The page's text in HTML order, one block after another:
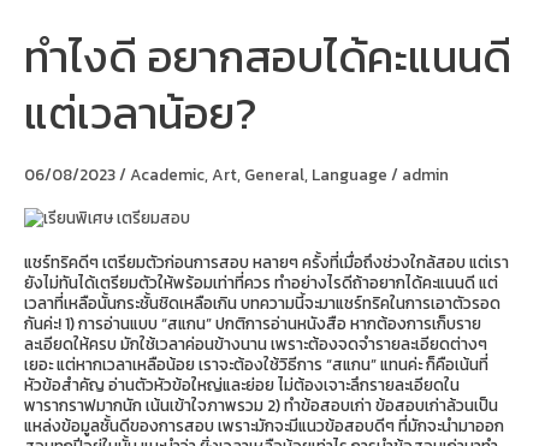
ทำไงดี อยากสอบได้คะแนนดี
แต่เวลาน้อย?
06/08/2023/Academic,Art, General, Language / admin
แชร์ทริคดีๆ เตรียมตัวก่อนการสอบ หลายๆ ครั้งที่เมื่อถึงช่วงใกล้สอบ แต่เรา
ยังไม่ทันได้เตรียมตัวให้พร้อมเท่าที่ควร ทำอย่างไรดีถ้าอยากได้คะแนนดี แต่
เวลาที่เหลือนั้นกระชั้นชิดเหลือเกิน บทความนี้จะมาแชร์ทริคในการเอาตัวรอด
กันค่ะ! 1) การอ่านแบบ “สแกน” ปกติการอ่านหนังสือ หากต้องการเก็บราย
ละเอียดให้ครบ มักใช้เวลาค่อนข้างนาน เพราะต้องจดจำรายละเอียดต่างๆ
เยอะ แต่หากเวลาเหลือน้อย เราจะต้องใช้วิธีการ “สแกน” แทนค่ะ ก็คือเน้นที่
หัวข้อสำคัญ อ่านตัวหัวข้อใหญ่และย่อย ไม่ต้องเจาะลึกรายละเอียดใน
พารากราฟมากนัก เน้นเข้าใจภาพรวม 2) ทำข้อสอบเก่า ข้อสอบเก่าล้วนเป็น
แหล่งข้อมูลชั้นดีของการสอบ เพราะมักจะมีแนวข้อสอบดีๆ ที่มักจะนำมาออก
ไงดี
อยาก
ได้
แต่
น้อย?